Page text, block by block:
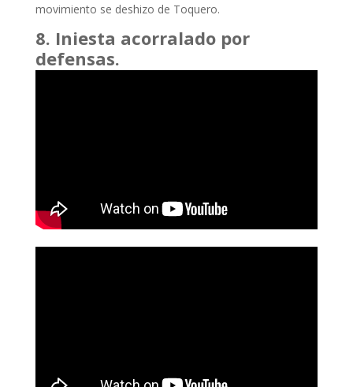
movimiento se deshizo de Toquero.
8. Iniesta acorralado por
defensas.